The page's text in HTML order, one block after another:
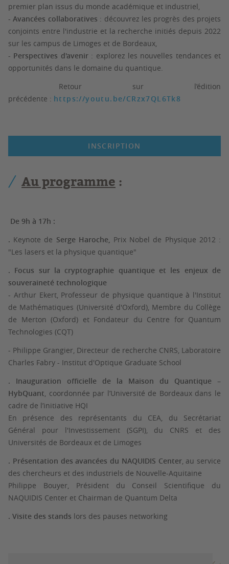
premier plan issus du monde académique et industriel,
- Avancées collaboratives : découvrez les progrès des projets
conjoints entre l'industrie et la recherche initiés depuis 2022
sur les campus de Limoges et de Bordeaux,
- Perspectives d'avenir: explorez les nouvelles tendances et
opportunités dans le domaine du quantique.
Retour sur l’édition
précédente : https://youtu.be/CRzx7QL6Tk8
INSCRIPTION
Au programme :
De 9h à 17h :
. Keynote de Serge Haroche, Prix Nobel de Physique 2012 :
"Les lasers et la physique quantique"
. Focus sur la cryptographie quantique et les enjeux de
souveraineté technologique
- Arthur Ekert, Professeur de physique quantique à l'Institut
de Mathématiques (Université d'Oxford), Membre du Collège
de Merton (Oxford) et Fondateur du Centre for Quantum
Technologies (CQT)
- Philippe Grangier, Directeur de recherche CNRS, Laboratoire
Charles Fabry - Institut d'Optique Graduate School
. Inauguration officielle de la Maison du Quantique –
HybQuant, coordonnée par l’Université de Bordeaux dans le
cadre de l’initiative HQI
En présence des représentants du CEA, du Secrétariat
Général pour l'Investissement (SGPI), du CNRS et des
Universités de Bordeaux et de Limoges
. Présentation des avancées du NAQUIDIS Center, au service
des chercheurs et des industriels de Nouvelle-Aquitaine
Philippe Bouyer, Président du Conseil Scientifique du
NAQUIDIS Center et Chairman de Quantum Delta
. Visite des stands lors des pauses networking